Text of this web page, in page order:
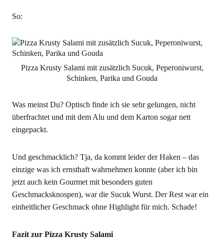
So:
Pizza Krusty Salami mit zusätzlich Sucuk, Peperoniwurst,
Schinken, Parika und Gouda
Was meinst Du? Optisch finde ich sie sehr gelungen, nicht
überfrachtet und mit dem Alu und dem Karton sogar nett
eingepackt.
Und geschmacklich? Tja, da kommt leider der Haken – das
einzige was ich ernsthaft wahrnehmen konnte (aber ich bin
jetzt auch kein Gourmet mit besonders guten
Geschmacksknospen), war die Sucuk Wurst. Der Rest war ein
einheitlicher Geschmack ohne Highlight für mich. Schade!
Fazit zur Pizza Krusty Salami